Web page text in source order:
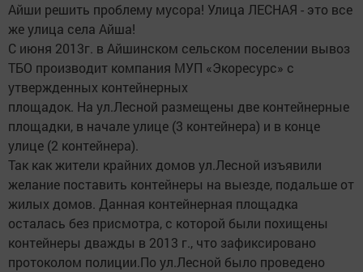
Айши решить проблему мусора! Улица ЛЕСНАЯ - это все
же улица села Айша!
С июня 2013г. в Айшинском сельском поселении вывоз
ТБО производит компания МУП «Экоресурс» с
утвержденных контейнерных
площадок. На ул.Лесной размещены две контейнерные
площадки, в начале улице (3 контейнера) и в конце
улице (2 контейнера).
Так как жители крайних домов ул.Лесной изъявили
желание поставить контейнеры на выезде, подальше от
жилых домов. Данная контейнерная площадка
осталась без присмотра, с которой были похищены
контейнеры дважды в 2013 г., что зафиксировано
протоколом полиции.По ул.Лесной было проведено